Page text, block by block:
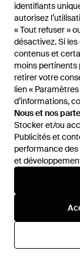
identifiants
autorisez
« Tout refuser »
désactivez. Si
contenus et
moins pertinents
retirer votre
lien «
d’informations,
Nous et nos
Stocker et/ou
Publicités et
performance
et
identifiants
autorisez
« Tout refuser »
désactivez. Si
contenus et
moins pertinents
retirer votre
lien «
d’informations,
Nous et nos
Stocker et/ou
Publicités et
performance
et
202,95 €
Marni
Sacs .. Rose - Rose